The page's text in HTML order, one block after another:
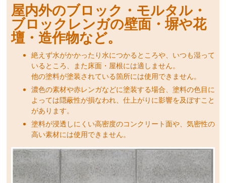
屋内外のブロック・モルタル・
ブロックレンガの壁面・塀や花
壇・造作物など。
絶えず水がかかったり水につかるところや、いつも湿って
いるところ、また床面・屋根には適しません。
他の塗料が塗装されている箇所には使用できません。
濃色の素材や赤レンガなどに塗装する場合、塗料の色目に
よっては隠蔽性が損なわれ、仕上がりに影響を及ぼすこと
があります。
塗料が浸透しにくい高密度のコンクリート面や、気密性の
高い素材には使用できません。